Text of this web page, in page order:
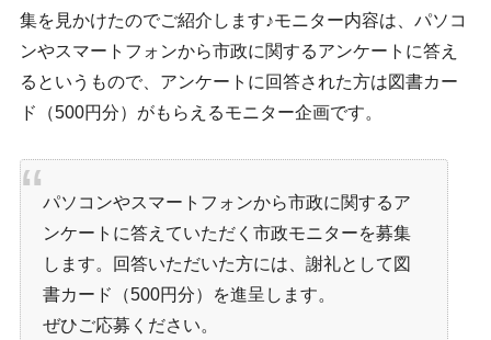
集を見かけたのでご紹介します♪モニター内容は、パソコ
ンやスマートフォンから市政に関するアンケートに答え
るというもので、アンケートに回答された方は図書カー
ド（500円分）がもらえるモニター企画です。
パソコンやスマートフォンから市政に関するア
ンケートに答えていただく市政モニターを募集
します。回答いただいた方には、謝礼として図
書カード（500円分）を進呈します。
ぜひご応募ください。